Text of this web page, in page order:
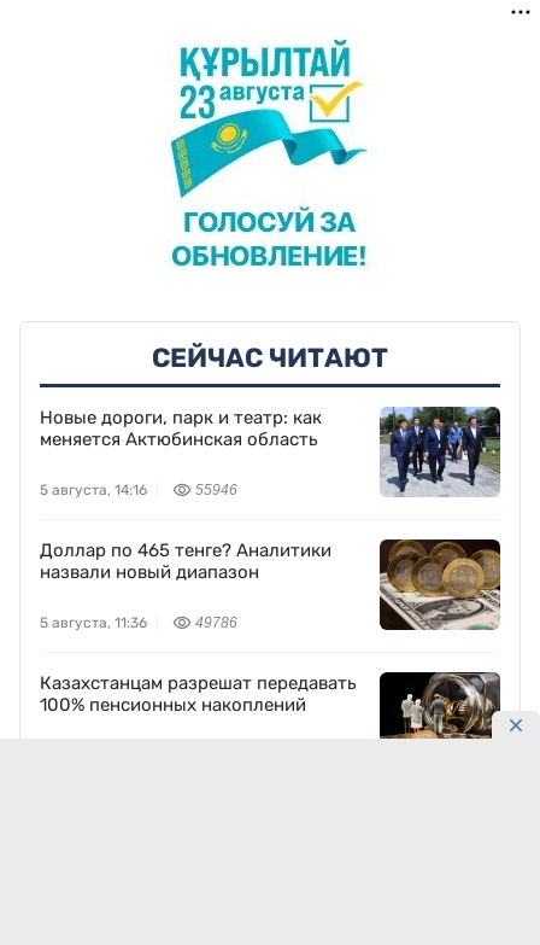
СЕЙЧАС ЧИТАЮТ
Новые дороги, парк и театр: как
меняется Актюбинская область
5 августа, 14:16 55946
Доллар по 465 тенге? Аналитики
назвали новый диапазон
5 августа, 11:36 49786
Казахстанцам разрешат передавать
100% пенсионных накоплений